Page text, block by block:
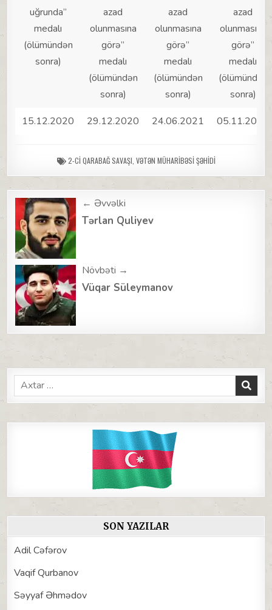
uğrunda”
medalı
(ölümündən
sonra)
azad
olunmasına
görə”
medalı
(ölümündən
sonra)
azad
olunmasına
görə”
medalı
(ölümündən
sonra)
azad
olunmasına
görə”
medalı
(ölümündən
sonra)
15.12.2020
29.12.2020 24.06.2021 05.11.2021
2-CI QARABAĞ SAVAŞI VƏTƏN MÜHARIBƏSI ŞƏHIDI
Post
navigation
← Əvvəlki
Tərlan Quliyev
Növbəti →
Vüqar Süleymanov
Search
for:
SON YAZILAR
Adil Cəfərov
Vaqif Qurbanov
Səyyaf Əhmədov